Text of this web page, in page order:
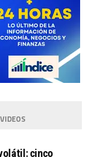
VIDEOS
cinco